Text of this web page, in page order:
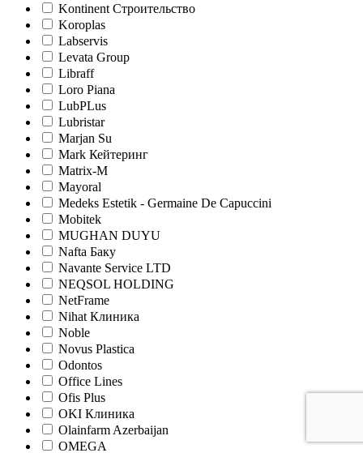
Kontinent Строительство
Koroplas
Labservis
Levata Group
Libraff
Loro Piana
LubPLus
Lubristar
Marjan Su
Mark Кейтеринг
Matrix-M
Mayoral
Medeks Estetik - Germaine De Capuccini
Mobitek
MUGHAN DUYU
Nafta Баку
Navante Service LTD
NEQSOL HOLDING
NetFrame
Nihat Клиника
Noble
Novus Plastica
Odontos
Office Lines
Ofis Plus
OKI Клиника
Olainfarm Azerbaijan
OMEGA